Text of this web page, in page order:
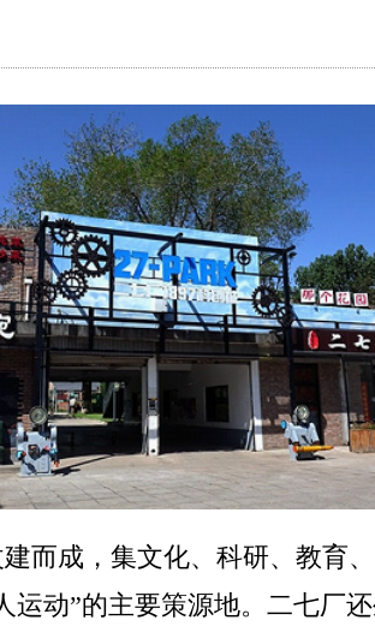
而成，集文化、科研、教育
运动”的主要策源地。二七厂